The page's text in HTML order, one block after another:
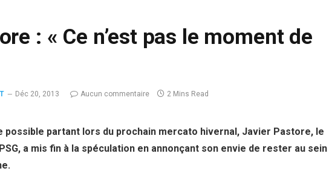
: « Ce n’est pas le moment de
Déc 20, 2013 Aucun commentaire 2 Mins Read
possible partant lors du prochain mercato hivernal, Javier Pastore, le
a mis fin à la spéculation en annonçant son envie de rester au sein